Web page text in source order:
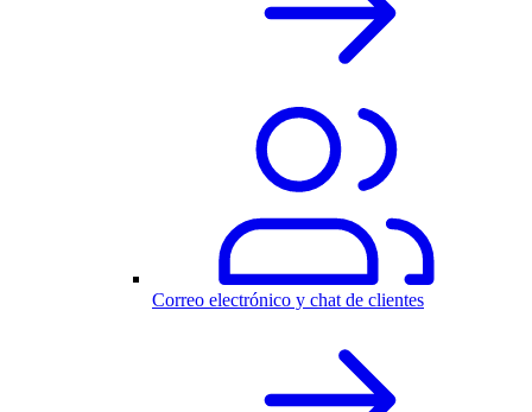
Correo electrónico y chat de clientes